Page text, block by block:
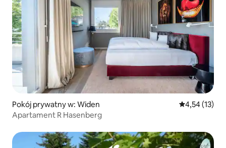
Pokój prywatny w: Widen Średnia
4,54 (13)
Apartament R Hasenberg